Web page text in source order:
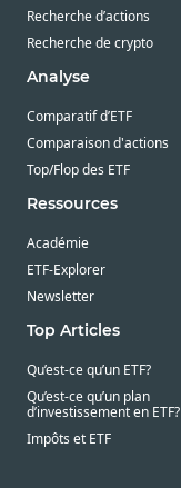
Recherche d’actions
Recherche de crypto
Analyse
Comparatif d’ETF
Comparaison d'actions
Top/Flop des ETF
Ressources
Académie
ETF-Explorer
Newsletter
Top Articles
Qu’est-ce qu’un ETF?
Qu’est-ce qu’un plan
d’investissement en ETF?
Impôts et ETF